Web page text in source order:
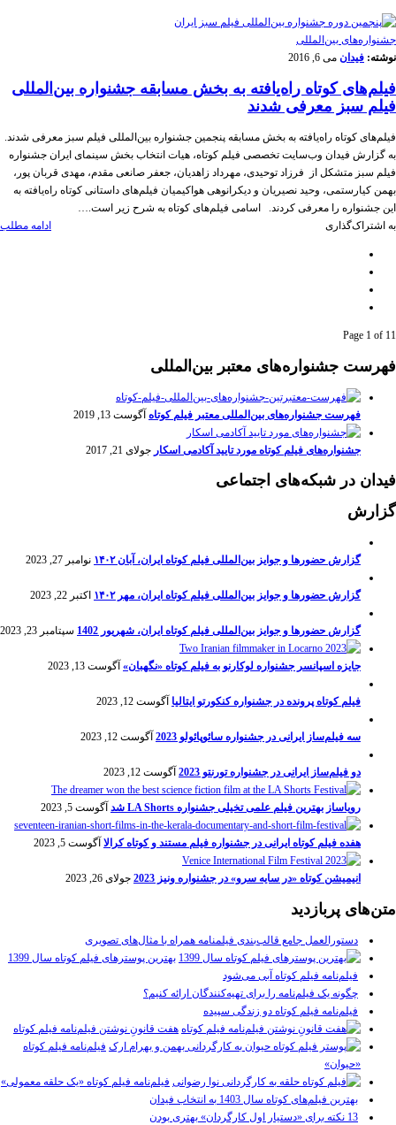
‌‌جشنواره‌های بین‌المللی
نوشته: فیدان می 6, 2016
فیلم‌های کوتاه راه‌یافته به بخش مسابقه جشنواره بین‌المللی
فیلم سبز معرفی شدند
فیلم‌های کوتاه راه‌یافته به بخش مسابقه پنجمین جشنواره بین‌المللی فیلم سبز معرفی شدند.
به گزارش فیدان وب‌سایت تخصصی فیلم کوتاه، هیات انتخاب بخش سینمای ایران جشنواره
فیلم سبز متشکل از فرزاد توحیدی، مهرداد زاهدیان، جعفر صانعی مقدم، مهدی قربان پور،
بهمن کیارستمی، وحید نصیریان و دیکرانوهی هواکیمیان فیلم‌های داستانی کوتاه راه‌یافته به
این جشنواره را معرفی کردند. اسامی فیلم‌های کوتاه به شرح زیر است.…
ادامه مطلب
به اشتراک‌گذاری
Page 1 of 1 1
فهرست جشنواره‌های معتبر بین‌المللی
فهرست جشنواره‌های بین‌المللی معتبر فیلم کوتاه آگوست 13, 2019
جشنواره‌های فیلم کوتاه مورد تایید آکادمی اسکار جولای 21, 2017
فیدان در شبکه‌های اجتماعی
گزارش
گزارش حضورها و جوایز بین‌المللی فیلم کوتاه ایران، آبان ۱۴۰۲ نوامبر 27, 2023
گزارش حضورها و جوایز بین‌المللی فیلم کوتاه ایران، مهر ۱۴۰۲ اکتبر 22, 2023
گزارش حضورها و جوایز بین‌المللی فیلم کوتاه ایران، شهریور 1402 سپتامبر 23, 2023
جایزه اسپانسر جشنواره لوکارنو به فیلم کوتاه «نگهبان» آگوست 13, 2023
فیلم کوتاه پرونده در جشنواره کنکورتو ایتالیا آگوست 12, 2023
سه فیلم‌ساز ایرانی در جشنواره سائوپائولو 2023 آگوست 12, 2023
دو فیلم‌ساز ایرانی در جشنواره تورنتو 2023 آگوست 12, 2023
رویاساز بهترین فیلم علمی تخیلی جشنواره LA Shorts شد آگوست 5, 2023
هفده فیلم کوتاه ایرانی در جشنواره فیلم مستند و کوتاه کرالا آگوست 5, 2023
انیمیشن کوتاه «در سایه سرو» در جشنواره ونیز 2023 جولای 26, 2023
متن‌های پربازدید
دستورالعمل جامع قالب‌بندی فیلمنامه همراه با مثال‌های تصویری
بهترین پوسترهای فیلم کوتاه سال 1399
فیلم‌نامه فیلم کوتاه آبی می‌شود
چگونه یک فیلم‌نامه را برای تهیه‌کنندگان ارائه کنیم؟
فیلم‌نامه فیلم کوتاه دو زندگی سپیده
هفت قانونِ نوشتن فیلم‌نامه فیلم کوتاه
فیلم‌نامه فیلم کوتاه
«حیوان»
فیلم‌نامه فیلم کوتاه «یک حلقه معمولی»
بهترین فیلم‌های کوتاه سال 1403 به انتخاب فیدان
13 نکته برای «دستیار اول کارگردان» بهتری بودن